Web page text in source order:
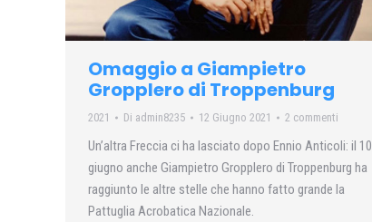
Omaggio a Giampietro
Gropplero di Troppenburg
2021 Di admin8235 12 Giugno 2021 2 commenti
Un’altra Freccia ci ha lasciato dopo Ennio Anticoli: il 10
giugno anche Giampietro Gropplero di Troppenburg ha
raggiunto le altre stelle che hanno fatto grande la
Pattuglia Acrobatica Nazionale.